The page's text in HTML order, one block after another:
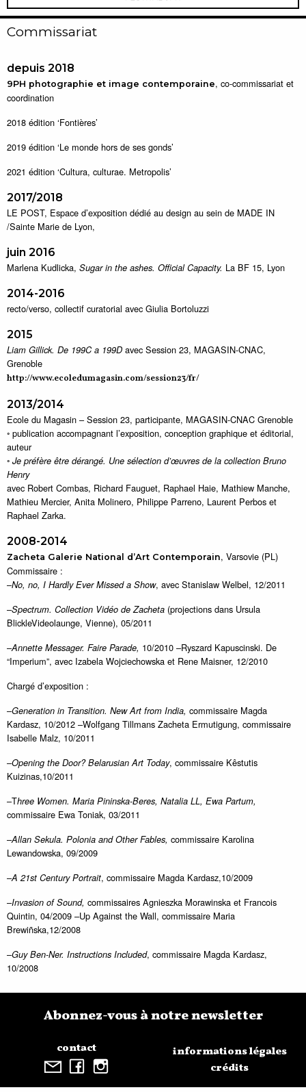
Commissariat
depuis 2018
9PH photographie et image contemporaine, co-commissariat et
coordination
2018 édition ‘Fontières’
2019 édition ‘Le monde hors de ses gonds’
2021 édition ‘Cultura, culturae. Metropolis’
2017/2018
LE POST, Espace d’exposition dédié au design au sein de MADE IN
/Sainte Marie de Lyon,
juin 2016
Marlena Kudlicka, Sugar in the ashes. Official Capacity. La BF 15, Lyon
2014-2016
recto/verso, collectif curatorial avec Giulia Bortoluzzi
2015
Liam Gillick. De 199C a 199D avec Session 23, MAGASIN-CNAC,
Grenoble
http://www.ecoledumagasin.com/session23/fr/
2013/2014
Ecole du Magasin – Session 23, participante, MAGASIN-CNAC Grenoble
◦ publication accompagnant l’exposition, conception graphique et éditorial,
auteur
◦ Je préfère être dérangé. Une sélection d’œuvres de la collection Bruno
Henry
avec Robert Combas, Richard Fauguet, Raphael Haie, Mathiew Manche,
Mathieu Mercier, Anita Molinero, Philippe Parreno, Laurent Perbos et
Raphael Zarka.
2008-2014
Zacheta Galerie National d’Art Contemporain, Varsovie (PL)
Commissaire :
–No, no, I Hardly Ever Missed a Show, avec Stanislaw Welbel, 12/2011
–Spectrum. Collection Vidéo de Zacheta (projections dans Ursula
BlickleVideolaunge, Vienne), 05/2011
–Annette Messager. Faire Parade, 10/2010 –Ryszard Kapuscinski. De
“Imperium”, avec Izabela Wojciechowska et Rene Maisner, 12/2010
Chargé d’exposition :
–Generation in Transition. New Art from India, commissaire Magda
Kardasz, 10/2012 –Wolfgang Tillmans Zacheta Ermutigung, commissaire
Isabelle Malz, 10/2011
–Opening the Door? Belarusian Art Today, commissaire Kêstutis
Kuizinas,10/2011
–Three Women. Maria Pininska-Beres, Natalia LL, Ewa Partum,
commissaire Ewa Toniak, 03/2011
–Allan Sekula. Polonia and Other Fables, commissaire Karolina
Lewandowska, 09/2009
–A 21st Century Portrait, commissaire Magda Kardasz,10/2009
–Invasion of Sound, commissaires Agnieszka Morawinska et Francois
Quintin, 04/2009 –Up Against the Wall, commissaire Maria
Brewiñska,12/2008
–Guy Ben-Ner. Instructions Included, commissaire Magda Kardasz,
10/2008
contact
Abonnez-vous à notre newsletter
informations légales
crédits